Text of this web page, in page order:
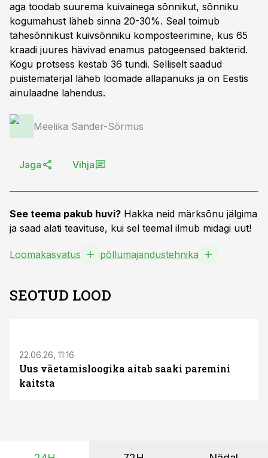
aga toodab suurema kuivainega sõnnikut, sõnniku
kogumahust läheb sinna 20-30%. Seal toimub
tahesõnnikust kuivsõnniku komposteerimine, kus 65
kraadi juures hävivad enamus patogeensed bakterid.
Kogu protsess kestab 36 tundi. Selliselt saadud
puistematerjal läheb loomade allapanuks ja on Eestis
ainulaadne lahendus.
Meelika Sander-Sõrmus
Jaga Vihja
See teema pakub huvi? Hakka neid märksõnu jälgima
ja saad alati teavituse, kui sel teemal ilmub midagi uut!
Loomakasvatus põllumajandustehnika
SEOTUD LOOD
22.06.26, 11:16
Uus väetamisloogika aitab saaki paremini
kaitsta